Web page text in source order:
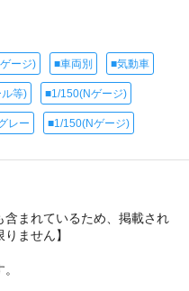
ージ) ■車両別 ■気動車
等) ■1/150(Nゲージ)
レー ■1/150(Nゲージ)
含まれているため、掲載され
ません】